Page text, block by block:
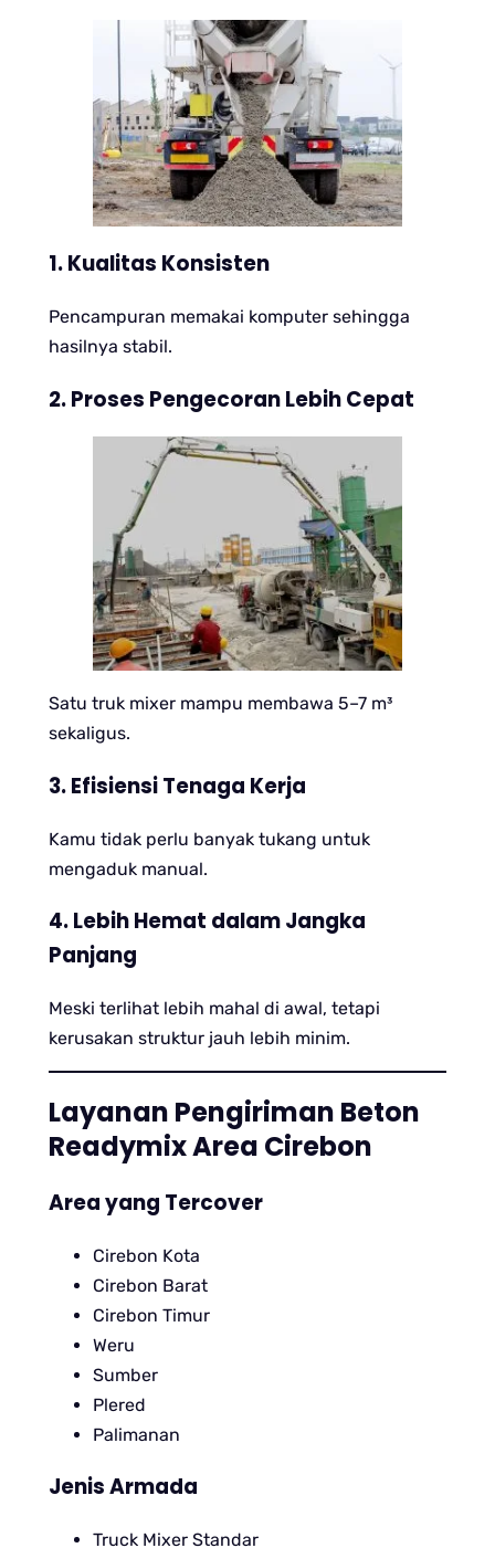
1. Kualitas Konsisten
Pencampuran memakai komputer sehingga
hasilnya stabil.
2. Proses Pengecoran Lebih Cepat
Satu truk mixer mampu membawa 5–7 m³
sekaligus.
3. Efisiensi Tenaga Kerja
Kamu tidak perlu banyak tukang untuk
mengaduk manual.
4. Lebih Hemat dalam Jangka
Panjang
Meski terlihat lebih mahal di awal, tetapi
kerusakan struktur jauh lebih minim.
Layanan Pengiriman Beton
Readymix Area Cirebon
Area yang Tercover
Cirebon Kota
Cirebon Barat
Cirebon Timur
Weru
Sumber
Plered
Palimanan
Jenis Armada
Truck Mixer Standar